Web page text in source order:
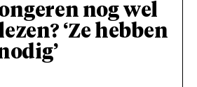
nog wel
‘Ze hebben